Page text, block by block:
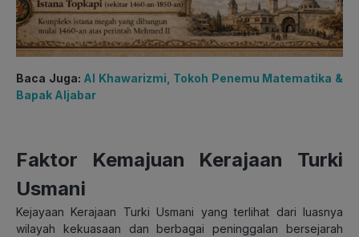
Baca Juga: Al Khawarizmi, Tokoh Penemu Matematika &
Bapak Aljabar
Faktor Kemajuan Kerajaan Turki
Usmani
Kejayaan Kerajaan Turki Usmani yang terlihat dari luasnya
wilayah kekuasaan dan berbagai peninggalan bersejarah